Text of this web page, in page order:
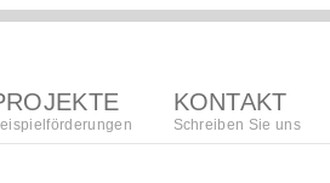
KONTAKT
Schreiben Sie uns